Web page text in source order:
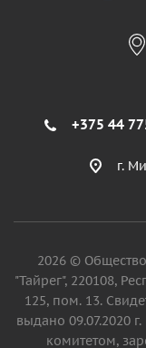
+375 44
г.
2026 ©
"Тайрег", 220108,
125, пом. 13.
выдано 09.07.2020
комитетом,